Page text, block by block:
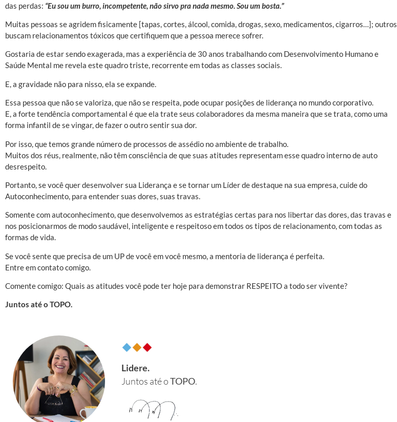
das perdas: “Eu sou um burro, incompetente, não sirvo pra nada mesmo. Sou um bosta.”
Muitas pessoas se agridem fisicamente [tapas, cortes, álcool, comida, drogas, sexo, medicamentos, cigarros…]; outros
buscam relacionamentos tóxicos que certifiquem que a pessoa merece sofrer.
Gostaria de estar sendo exagerada, mas a experiência de 30 anos trabalhando com Desenvolvimento Humano e
Saúde Mental me revela este quadro triste, recorrente em todas as classes sociais.
E, a gravidade não para nisso, ela se expande.
Essa pessoa que não se valoriza, que não se respeita, pode ocupar posições de liderança no mundo corporativo.
E, a forte tendência comportamental é que ela trate seus colaboradores da mesma maneira que se trata, como uma
forma infantil de se vingar, de fazer o outro sentir sua dor.
Por isso, que temos grande número de processos de assédio no ambiente de trabalho.
Muitos dos réus, realmente, não têm consciência de que suas atitudes representam esse quadro interno de auto
desrespeito.
Portanto, se você quer desenvolver sua Liderança e se tornar um Líder de destaque na sua empresa, cuide do
Autoconhecimento, para entender suas dores, suas travas.
Somente com autoconhecimento, que desenvolvemos as estratégias certas para nos libertar das dores, das travas e
nos posicionarmos de modo saudável, inteligente e respeitoso em todos os tipos de relacionamento, com todas as
formas de vida.
Se você sente que precisa de um UP de você em você mesmo, a mentoria de liderança é perfeita.
Entre em contato comigo.
Comente comigo: Quais as atitudes você pode ter hoje para demonstrar RESPEITO a todo ser vivente?
Juntos até o TOPO.
Lidere.
Juntos até oTOPO.